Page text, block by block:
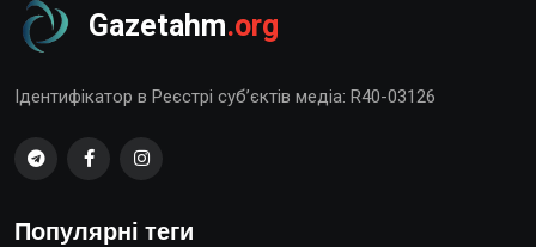
Gazetahm.org
Ідентифікатор в Реєстрі суб’єктів медіа: R40-03126
Популярні теги